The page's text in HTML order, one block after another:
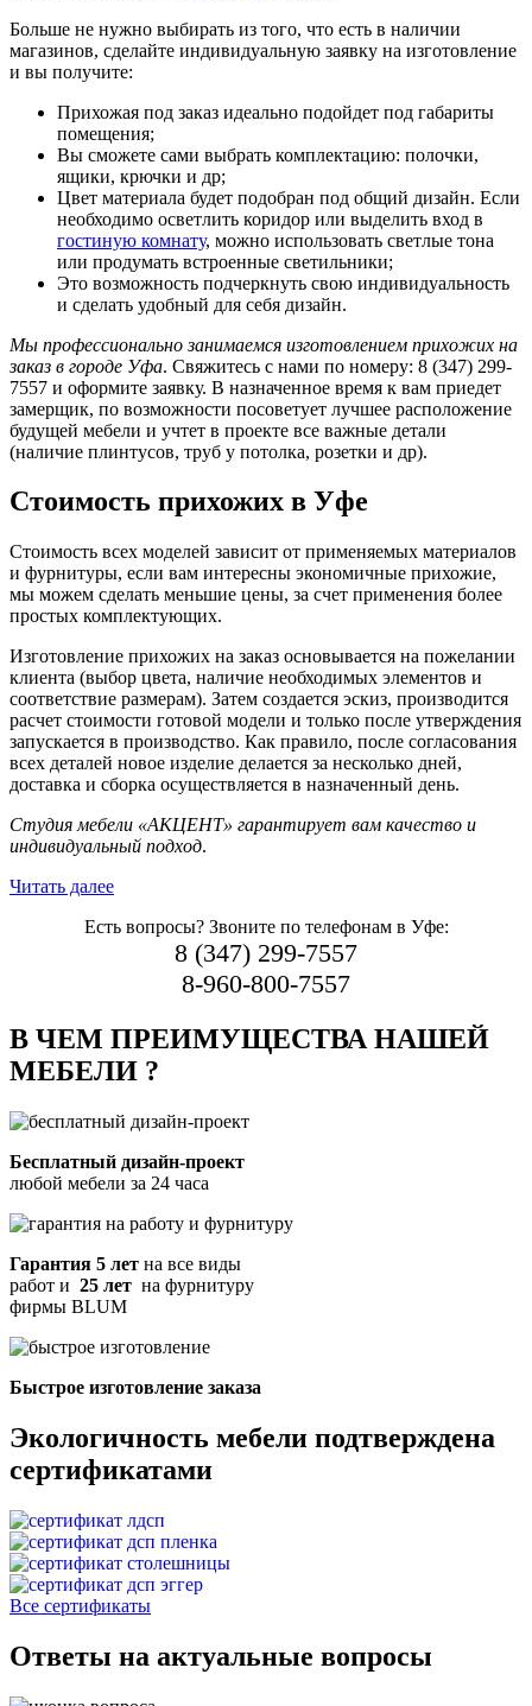
Больше не нужно выбирать из того, что есть в наличии
магазинов, сделайте индивидуальную заявку на изготовление
и вы получите:
Прихожая под заказ идеально подойдет под габариты
помещения;
Вы сможете сами выбрать комплектацию: полочки,
ящики, крючки и др;
Цвет материала будет подобран под общий дизайн. Если
необходимо осветлить коридор или выделить вход в
гостиную комнату, можно использовать светлые тона
или продумать встроенные светильники;
Это возможность подчеркнуть свою индивидуальность
и сделать удобный для себя дизайн.
Мы профессионально занимаемся изготовлением прихожих на
заказ в городе Уфа. Свяжитесь с нами по номеру: 8 (347) 299-
7557 и оформите заявку. В назначенное время к вам приедет
замерщик, по возможности посоветует лучшее расположение
будущей мебели и учтет в проекте все важные детали
(наличие плинтусов, труб у потолка, розетки и др).
Стоимость прихожих в Уфе
Стоимость всех моделей зависит от применяемых материалов
и фурнитуры, если вам интересны экономичные прихожие,
мы можем сделать меньшие цены, за счет применения более
простых комплектующих.
Изготовление прихожих на заказ основывается на пожелании
клиента (выбор цвета, наличие необходимых элементов и
соответствие размерам). Затем создается эскиз, производится
расчет стоимости готовой модели и только после утверждения
запускается в производство. Как правило, после согласования
всех деталей новое изделие делается за несколько дней,
доставка и сборка осуществляется в назначенный день.
Студия мебели «АКЦЕНТ» гарантирует вам качество и
индивидуальный подход.
Читать далее
Есть вопросы? Звоните по телефонам в Уфе:
8 (347) 299-7557
8-960-800-7557
В ЧЕМ ПРЕИМУЩЕСТВА НАШЕЙ
МЕБЕЛИ ?
Бесплатный дизайн-проект
любой мебели за 24 часа
Гарантия 5 лет на все виды
работ и 25 лет на фурнитуру
фирмы BLUM
Быстрое изготовление заказа
Экологичность мебели подтверждена
сертификатами
Все сертификаты
Ответы на актуальные вопросы